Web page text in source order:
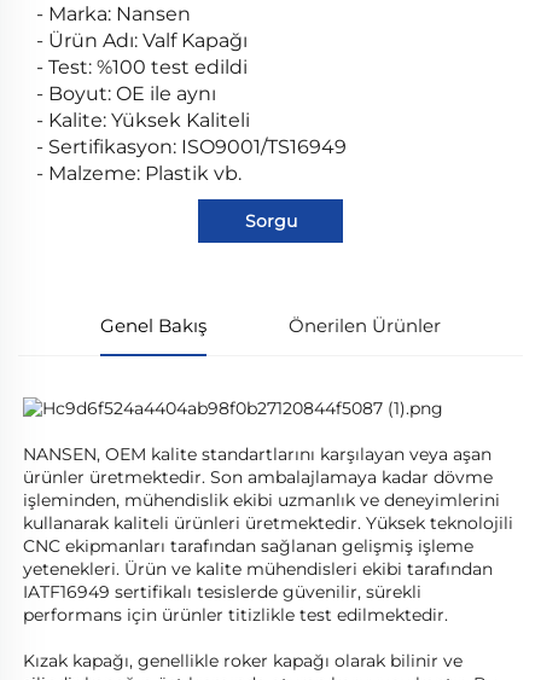
- Marka: Nansen
- Ürün Adı: Valf Kapağı
- Test: %100 test edildi
- Boyut: OE ile aynı
- Kalite: Yüksek Kaliteli
- Sertifikasyon: ISO9001/TS16949
- Malzeme: Plastik vb.
Sorgu
Genel Bakış Önerilen Ürünler
NANSEN, OEM kalite standartlarını karşılayan veya aşan
ürünler üretmektedir. Son ambalajlamaya kadar dövme
işleminden, mühendislik ekibi uzmanlık ve deneyimlerini
kullanarak kaliteli ürünleri üretmektedir. Yüksek teknolojili
CNC ekipmanları tarafından sağlanan gelişmiş işleme
yetenekleri. Ürün ve kalite mühendisleri ekibi tarafından
IATF16949 sertifikalı tesislerde güvenilir, sürekli
performans için ürünler titizlikle test edilmektedir.
Kızak kapağı, genellikle roker kapağı olarak bilinir ve